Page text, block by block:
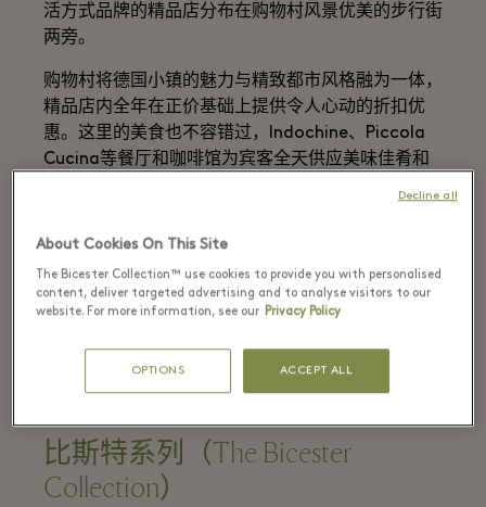
活方式品牌的精品店分布在购物村风景优美的步行街
两旁。
购物村将德国小镇的魅力与精致都市风格融为一体，
精品店内全年在正价基础上提供令人心动的折扣优
惠。这里的美食也不容错过，Indochine、Piccola
Cucina等餐厅和咖啡馆为宾客全天供应美味佳肴和
提购物以及因戈尔施塔特购物村“在家即达”服务
因戈尔施塔特购物村每周星期一至星期六营业，距离
比斯特系列（The Bicester
Collection）
About Cookies On This Site
The Bicester Collection™ use cookies to provide you with personalised
content, deliver targeted advertising and to analyse visitors to our
website. For more information, see our Privacy Policy
OPTIONS ACCEPT ALL
Decline all